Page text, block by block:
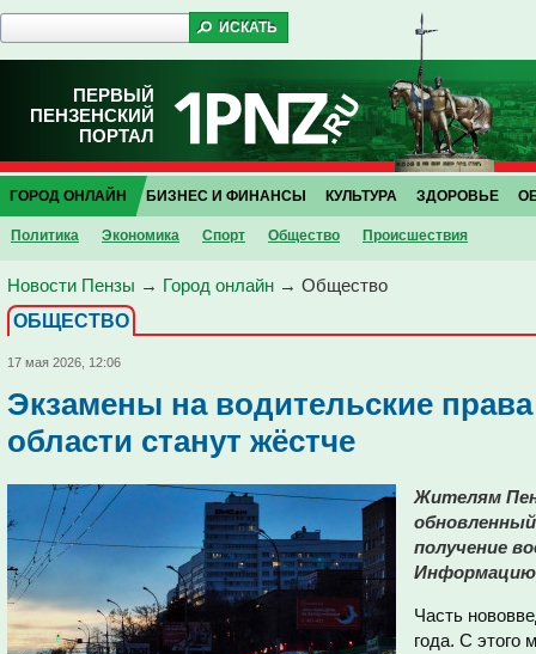
ПЕРВЫЙ
ПЕНЗЕНСКИЙ
ПОРТАЛ
ГОРОД ОНЛАЙН
Политика Экономика Спорт Общество Проиcшествия
БИЗНЕС И ФИНАНСЫ КУЛЬТУРА ЗДОРОВЬЕ
Новости Пензы → Город онлайн → Общество
ОБЩЕСТВО
17 мая 2026, 12:06
Экзамены на водительские
области станут жёстче
Жителям
обновленный
получение
Информацию
Часть
года. С этого